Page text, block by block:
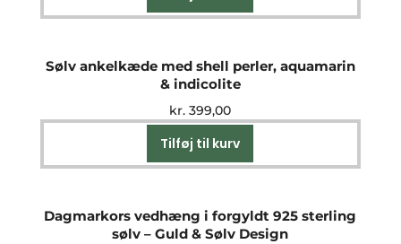
Sølv ankelkæde med shell perler, aquamarin
& indicolite
kr. 399,00
Tilføj til kurv
Dagmarkors vedhæng i forgyldt 925 sterling
sølv – Guld & Sølv Design